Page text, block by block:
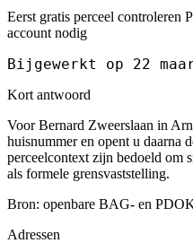
Eerst gratis perceel controleren
account nodig
Bijgewerkt op 22
Kort antwoord
Voor Bernard Zweerslaan in
huisnummer en opent u daarna
perceelcontext zijn bedoeld om
als formele grensvaststelling.
Bron: openbare BAG- en
Adressen